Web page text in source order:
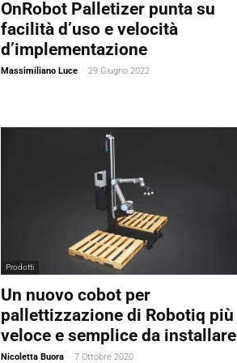
OnRobot Palletizer punta su
facilità d’uso e velocità
d’implementazione
Massimiliano Luce - 29 Giugno 2022
Prodotti
Un nuovo cobot per
pallettizzazione di Robotiq più
veloce e semplice da installare
Nicoletta Buora - 7 Ottobre 2020